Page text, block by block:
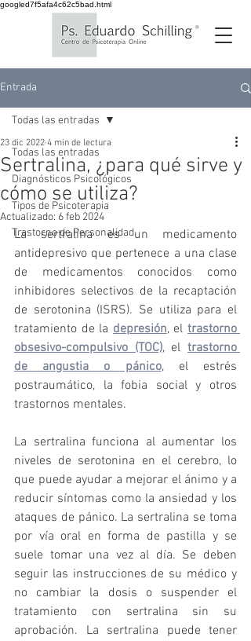
googled7f5afa4c62c5bad.html
Entrada
Todas las entradas
Diagnósticos Psicológicos
Tipos de Psicoterapia
Trastorno de Personalidad
Todas las entradas
Sertralina, ¿para qué sirve y
cómo se utiliza?
23 dic 2022 4 min de lectura
Actualizado: 6 feb 2024
La sertralina es un medicamento
antidepresivo que pertenece a una clase
de medicamentos conocidos como
inhibidores selectivos de la recaptación
de serotonina (ISRS). Se utiliza para el
tratamiento de la depresión, el trastorno
obsesivo-compulsivo (TOC), el trastorno
de angustia o pánico, el estrés
postraumático, la fobia social y otros
trastornos mentales.
La sertralina funciona al aumentar los
niveles de serotonina en el cerebro, lo
que puede ayudar a mejorar el ánimo y a
reducir síntomas como la ansiedad y los
ataques de pánico. La sertralina se toma
por vía oral en forma de pastilla y se
suele tomar una vez al día. Se deben
seguir las instrucciones de su médico y
no cambiar la dosis o suspender el
tratamiento con sertralina sin su
aprobación. La sertralina puede tener